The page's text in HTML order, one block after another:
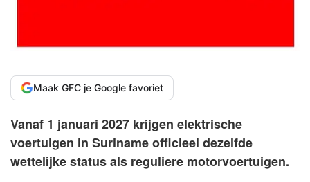
Maak GFC je Google favoriet
Vanaf 1 januari 2027 krijgen elektrische
voertuigen in Suriname officieel dezelfde
wettelijke status als reguliere motorvoertuigen.